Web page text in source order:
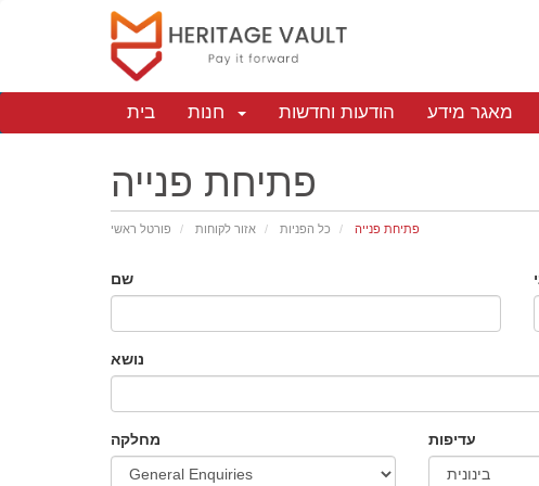
בית הודעות וחדשות מאגר מידע
פתיחת פנייה
פורטל ראשי אזור לקוחות כל הפניות פתיחת פנייה
שם
נושא
מחלקה עדיפות